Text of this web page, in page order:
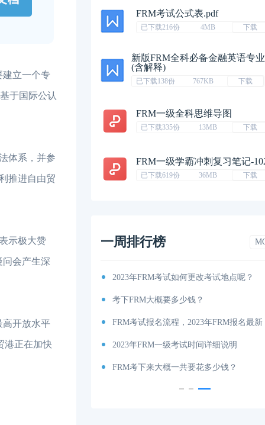
建立一个专
于国际公认
体系，并参
推进自由贸
示极大赞
会产生深
高开放水平
港正在加快
FRM考试公式表.pdf
已下载216份 4MB 下载
新版FRM全科必备金融英语专
(含解释)
已下载138份 767KB 下载
FRM一级全科思维导图
已下载335份 13MB 下载
FRM一级学霸冲刺复习笔记-
已下载619份 36MB 下载
一周排行榜
间和费用详解
2023年FRM考试如何更改考试地点呢？
考下FRM大概要多少钱？
FRM考试报名流程，2023年FRM报名最新
2023年FRM一级考试时间详细说明
FRM考下来大概一共要花多少钱？